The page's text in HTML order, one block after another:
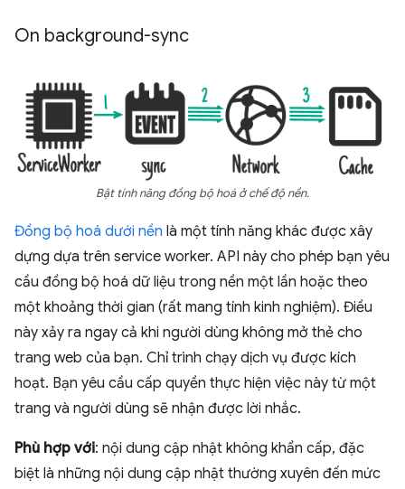
On background-sync
Bật tính năng đồng bộ hoá ở chế độ nền.
Đồng bộ hoá dưới nền là một tính năng khác được xây
dựng dựa trên service worker. API này cho phép bạn yêu
cầu đồng bộ hoá dữ liệu trong nền một lần hoặc theo
một khoảng thời gian (rất mang tính kinh nghiệm). Điều
này xảy ra ngay cả khi người dùng không mở thẻ cho
trang web của bạn. Chỉ trình chạy dịch vụ được kích
hoạt. Bạn yêu cầu cấp quyền thực hiện việc này từ một
trang và người dùng sẽ nhận được lời nhắc.
Phù hợp với: nội dung cập nhật không khẩn cấp, đặc
biệt là những nội dung cập nhật thường xuyên đến mức